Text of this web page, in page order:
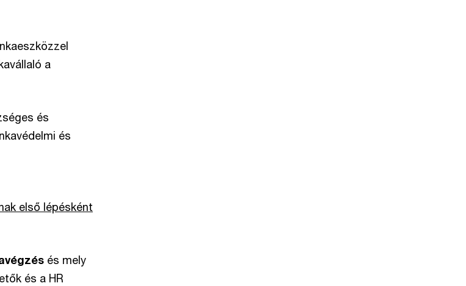
a
és
és
első lépésként
és mely
és a HR